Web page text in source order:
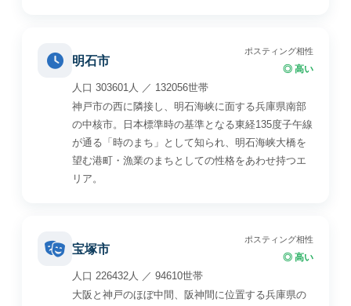
明石市
ポスティング相性
◎ 高い
人口 303601人 ／ 132056世帯
神戸市の西に隣接し、明石海峡に面する兵庫県南部
の中核市。日本標準時の基準となる東経135度子午線
が通る「時のまち」として知られ、明石海峡大橋を
望む港町・漁業のまちとしての性格をあわせ持つエ
リア。
宝塚市
ポスティング相性
◎ 高い
人口 226432人 ／ 94610世帯
大阪と神戸のほぼ中間、阪神間に位置する兵庫県の